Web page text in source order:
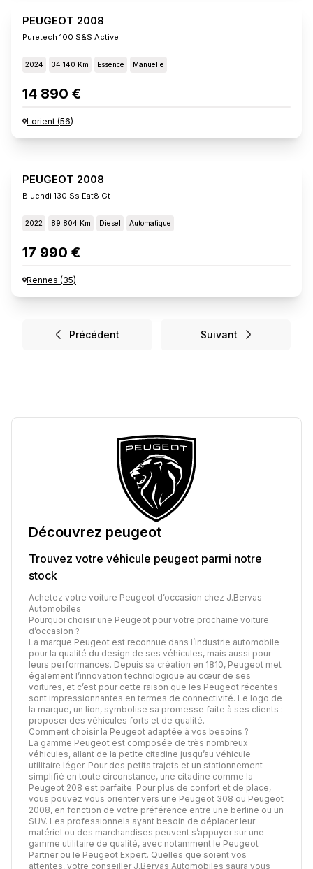
PEUGEOT 2008
Puretech 100 S&s Active
2024 34 140 Km Essence Manuelle
14 890 €
Lorient (56)
PEUGEOT 2008
Bluehdi 130 Ss Eat8 Gt
2022 89 804 Km Diesel Automatique
17 990 €
Rennes (35)
Précédent Suivant
Découvrez peugeot
Trouvez votre véhicule peugeot parmi notre
stock
Achetez votre voiture Peugeot d’occasion chez J.Bervas
Automobiles
Pourquoi choisir une Peugeot pour votre prochaine voiture
d’occasion ?
La marque Peugeot est reconnue dans l’industrie automobile
pour la qualité du design de ses véhicules, mais aussi pour
leurs performances. Depuis sa création en 1810, Peugeot met
également l’innovation technologique au cœur de ses
voitures, et c’est pour cette raison que les Peugeot récentes
sont impressionnantes en termes de connectivité. Le logo de
la marque, un lion, symbolise sa promesse faite à ses clients :
proposer des véhicules forts et de qualité.
Comment choisir la Peugeot adaptée à vos besoins ?
La gamme Peugeot est composée de très nombreux
véhicules, allant de la petite citadine jusqu’au véhicule
utilitaire léger. Pour des petits trajets et un stationnement
simplifié en toute circonstance, une citadine comme la
Peugeot 208 est parfaite. Pour plus de confort et de place,
vous pouvez vous orienter vers une Peugeot 308 ou Peugeot
2008, en fonction de votre préférence entre une berline ou un
SUV. Les professionnels ayant besoin de déplacer leur
matériel ou des marchandises peuvent s’appuyer sur une
gamme utilitaire de qualité, avec notamment le Peugeot
Partner ou le Peugeot Expert. Quelles que soient vos
attentes, votre conseiller J.Bervas Automobiles saura vous